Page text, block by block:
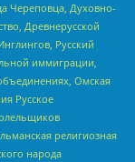
Череповца, Духовно-
Древнерусской
Русский
иммиграции,
Омская
Русское
религиозная
народа